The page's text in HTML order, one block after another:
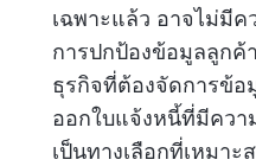
เฉพาะแล้ว อาจไม่มีค
การปกป้องข้อมูลลูกค้
ธุรกิจที่ต้องจัดการข้อ
ออกใบแจ้งหนี้ที่มีควา
เป็นทางเลือกที่เหมาะ